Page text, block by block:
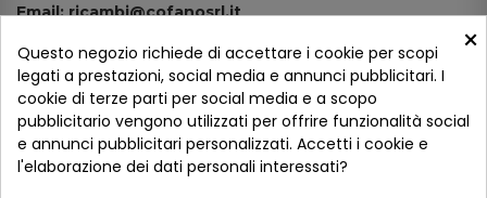
Email: ricambi@cofanosrl.it
Tel.: +39 080 44 13 478
WhatsApp: +39 334 98 51 100
Metodi di pagamento
×
Questo negozio richiede di accettare i cookie per scopi
legati a prestazioni, social media e annunci pubblicitari. I
cookie di terze parti per social media e a scopo
pubblicitario vengono utilizzati per offrire funzionalità social
e annunci pubblicitari personalizzati. Accetti i cookie e
l'elaborazione dei dati personali interessati?